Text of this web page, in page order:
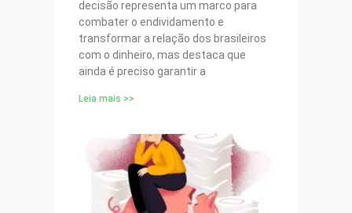
decisão representa um marco para
combater o endividamento e
transformar a relação dos brasileiros
com o dinheiro, mas destaca que
ainda é preciso garantir a
Leia mais >>